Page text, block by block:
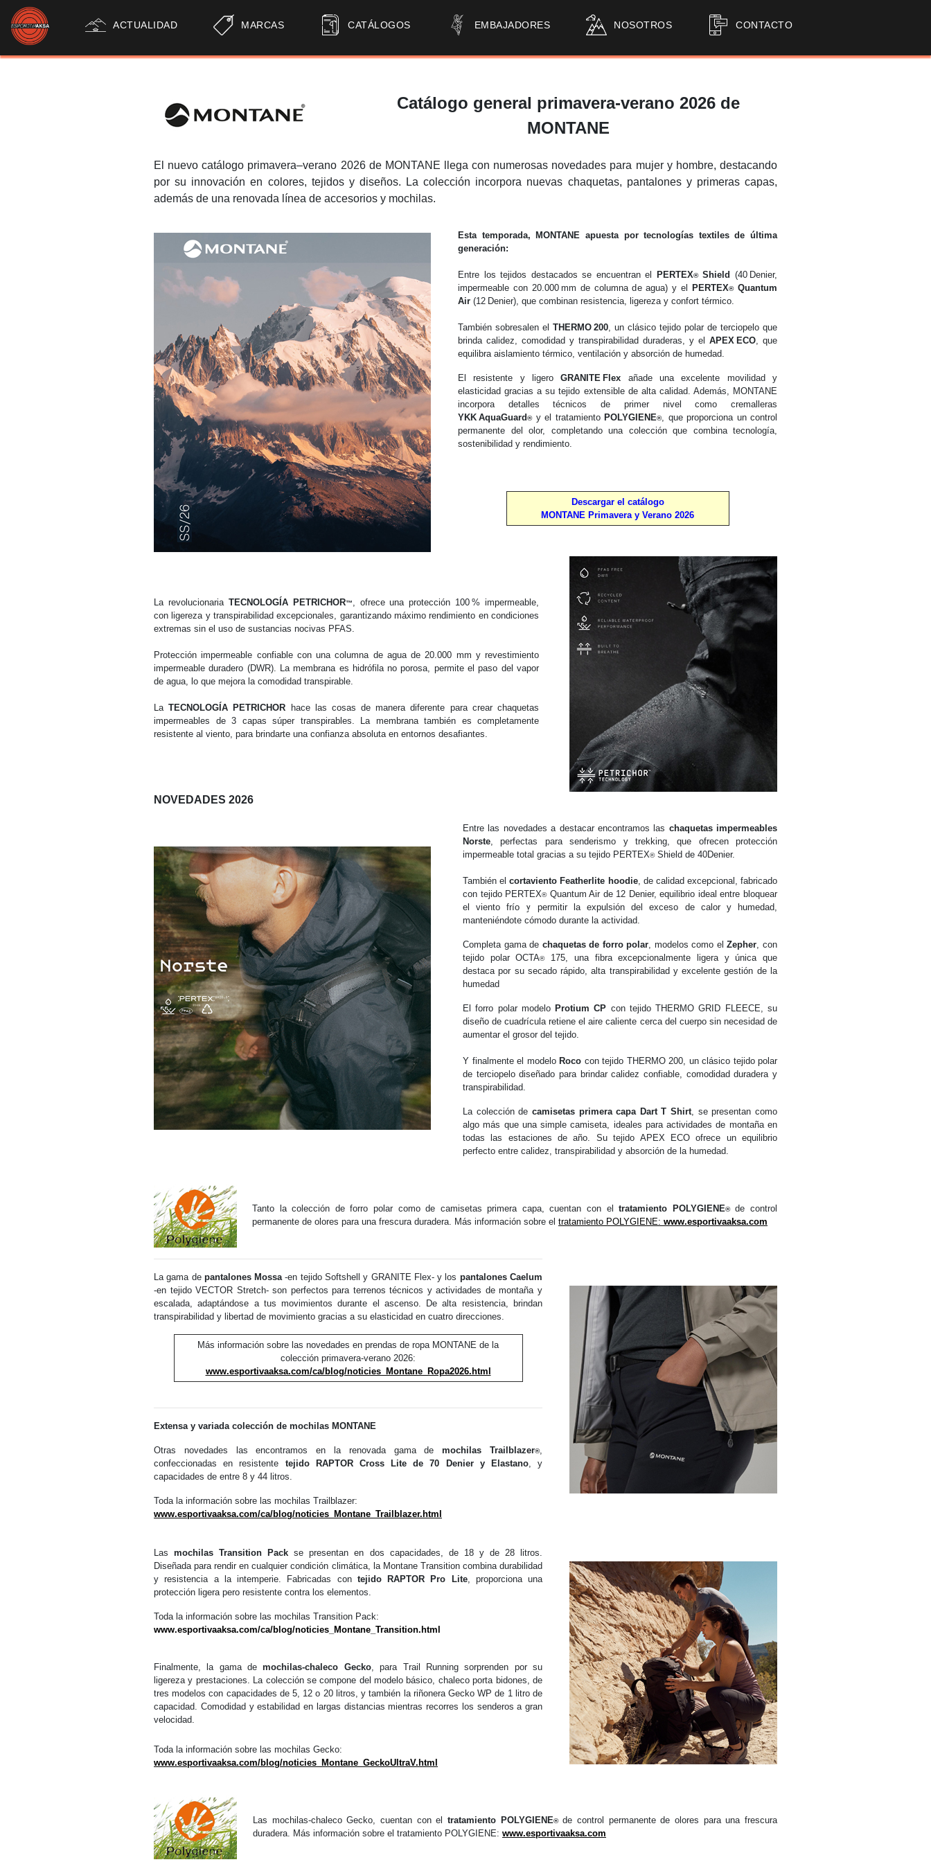
ACTUALIDAD MARCAS CATÁLOGOS EMBAJADORES NOSOTROS CONTACTO
Catálogo general primavera-verano 2026 de
MONTANE
El nuevo catálogo primavera–verano 2026 de MONTANE llega con numerosas novedades para mujer y hombre, destacando
por su innovación en colores, tejidos y diseños. La colección incorpora nuevas chaquetas, pantalones y primeras capas,
además de una renovada línea de accesorios y mochilas.
Esta temporada, MONTANE apuesta por tecnologías textiles de última
generación:
Entre los tejidos destacados se encuentran el PERTEX®Shield(40 Denier,
impermeable con 20.000 mm de columna de agua) y el
PERTEX®Quantum
Air (12 Denier), que combinan resistencia, ligereza y confort térmico.
También sobresalen el THERMO 200, un clásico tejido polar de terciopelo que
brinda calidez, comodidad y transpirabilidad duraderas, y el APEX ECO, que
equilibra aislamiento térmico, ventilación y absorción de humedad.
El resistente y ligeroGRANITE Flex añade una excelente movilidad y
elasticidad gracias a su tejido extensible de alta calidad. Además, MONTANE
incorpora detalles técnicos de primer nivel como cremalleras
YKK AquaGuard®y el tratamiento POLYGIENE®, que proporciona un control
permanente del olor, completando una colección que combina tecnología,
sostenibilidad y rendimiento.
Descargar el catálogo
MONTANE Primavera y Verano 2026
La revolucionaria TECNOLOGÍA PETRICHOR™, ofrece una protección 100 % impermeable,
con ligereza y transpirabilidad excepcionales, garantizando máximo rendimiento en condiciones
extremas sin el uso de sustancias nocivas PFAS.
Protección impermeable confiable con una columna de agua de 20.000 mm y revestimiento
impermeable duradero (DWR). La membrana es hidrófila no porosa, permite el paso del vapor
de agua, lo que mejora la comodidad transpirable.
LaTECNOLOGÍA PETRICHOR hace las cosas de manera diferente para crear chaquetas
impermeables de 3 capas súper transpirables. La membrana también es completamente
resistente al viento, para brindarte una confianza absoluta en entornos desafiantes.
NOVEDADES 2026
Entre las novedades a destacar encontramos las chaquetas impermeables
Norste, perfectas para senderismo y trekking, que ofrecen protección
impermeable total gracias a su tejido PERTEX®Shield de 40Denier.
También elcortaviento Featherlite hoodie, de calidad excepcional, fabricado
con tejido PERTEX®Quantum Air de 12 Denier, equilibrio ideal entre bloquear
el viento frío y permitir la expulsión del exceso de calor y humedad,
manteniéndote cómodo durante la actividad.
Completa gama de chaquetas de forro polar, modelos como elZepher, con
tejido polar OCTA®175, una fibra excepcionalmente ligera y única que
destaca por su secado rápido, alta transpirabilidad y excelente gestión de la
humedad
El forro polar modelo Protium CP con tejido THERMO GRID FLEECE, su
diseño de cuadrícula retiene el aire caliente cerca del cuerpo sin necesidad de
aumentar el grosor del tejido.
Y finalmente el modelo Roco con tejido THERMO 200, un clásico tejido polar
de terciopelo diseñado para brindar calidez confiable, comodidad duradera y
transpirabilidad.
La colección de camisetas primera capa Dart T Shirt, se presentan como
algo más que una simple camiseta, ideales para actividades de montaña en
todas las estaciones de año. Su tejido APEX ECO ofrece un equilibrio
perfecto entre calidez, transpirabilidad y absorción de la humedad.
Tanto la colección de forro polar como de camisetas primera capa, cuentan con eltratamiento POLYGIENE®de control
permanente de olores para una frescura duradera. Más información sobre el tratamiento POLYGIENE: www.esportivaaksa.com
La gama de pantalones Mossa-en tejido Softshell y GRANITE Flex- y los pantalones Caelum
-en tejido VECTOR Stretch- son perfectos para terrenos técnicos y actividades de montaña y
escalada, adaptándose a tus movimientos durante el ascenso. De alta resistencia, brindan
transpirabilidad y libertad de movimiento gracias a su elasticidad en cuatro direcciones.
Más información sobre las novedades en prendas de ropa MONTANE de la
colección primavera-verano 2026:
www.esportivaaksa.com/ca/blog/noticies_Montane_Ropa2026.html
Extensa y variada colección de mochilas MONTANE
Otras novedades las encontramos en la renovada gama demochilas Trailblazer®,
confeccionadas en resistente tejido RAPTOR Cross Lite de 70 Denier y Elastano, y
capacidades de entre 8 y 44 litros.
Toda la información sobre las mochilas Trailblazer:
www.esportivaaksa.com/ca/blog/noticies_Montane_Trailblazer.html
Lasmochilas Transition Pack se presentan en dos capacidades, de 18 y de 28 litros.
Diseñada para rendir en cualquier condición climática, la Montane Transition combina durabilidad
y resistencia a la intemperie. Fabricadas con tejido RAPTOR Pro Lite, proporciona una
protección ligera pero resistente contra los elementos.
Toda la información sobre las mochilas Transition Pack:
www.esportivaaksa.com/ca/blog/noticies_Montane_Transition.html
Finalmente, la gama demochilas-chaleco Gecko, para Trail Running sorprenden por su
ligereza y prestaciones. La colección se compone del modelo básico, chaleco porta bidones, de
tres modelos con capacidades de 5, 12 o 20 litros, y también la riñonera Gecko WP de 1 litro de
capacidad. Comodidad y estabilidad en largas distancias mientras recorres los senderos a gran
velocidad.
Toda la información sobre las mochilas Gecko:
www.esportivaaksa.com/blog/noticies_Montane_GeckoUltraV.html
Las mochilas-chaleco Gecko, cuentan con el tratamiento POLYGIENE®de control permanente de olores para una frescura
duradera. Más información sobre el tratamiento POLYGIENE: www.esportivaaksa.com